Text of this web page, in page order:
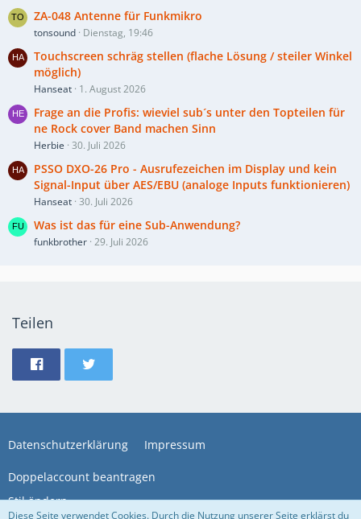
ZA-048 Antenne für Funkmikro
tonsound Dienstag, 19:46
Touchscreen schräg stellen (flache Lösung / steiler Winkel
möglich)
Hanseat 1. August 2026
Frage an die Profis: wieviel sub´s unter den Topteilen für
ne Rock cover Band machen Sinn
Herbie 30. Juli 2026
PSSO DXO-26 Pro - Ausrufezeichen im Display und kein
Signal-Input über AES/EBU (analoge Inputs funktionieren)
Hanseat 30. Juli 2026
Was ist das für eine Sub-Anwendung?
funkbrother 29. Juli 2026
Teilen
Stil ändern
Datenschutzerklärung Impressum
Doppelaccount beantragen
Diese Seite verwendet Cookies. Durch die Nutzung unserer Seite erklärst du